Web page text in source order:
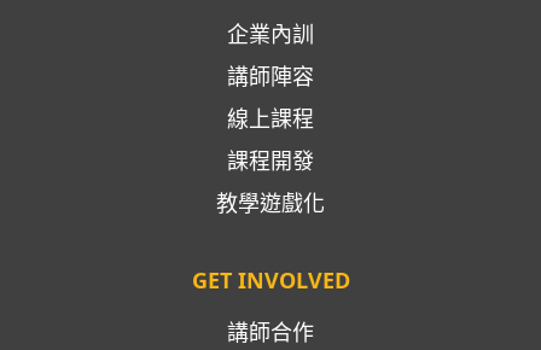
企業內訓
講師陣容
線上課程
課程開發
教學遊戲化
GET INVOLVED
講師合作